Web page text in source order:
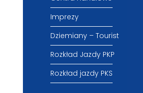
Imprezy
Dziemiany – Tourist
Rozkład Jazdy PKP
Rozkład jazdy PKS